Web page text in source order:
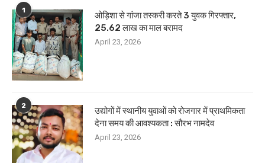
1
ओड़िशा से गांजा तस्करी करते 3 युवक गिरफ्तार,
25.62 लाख का माल बरामद
April 23, 2026
2
उद्योगों में स्थानीय युवाओं को रोजगार में प्राथमिकता
देना समय की आवश्यकता : सौरभ नामदेव
April 23, 2026